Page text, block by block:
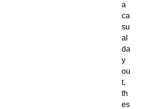
a
ca
su
al
da
y
ou
t,
th
es